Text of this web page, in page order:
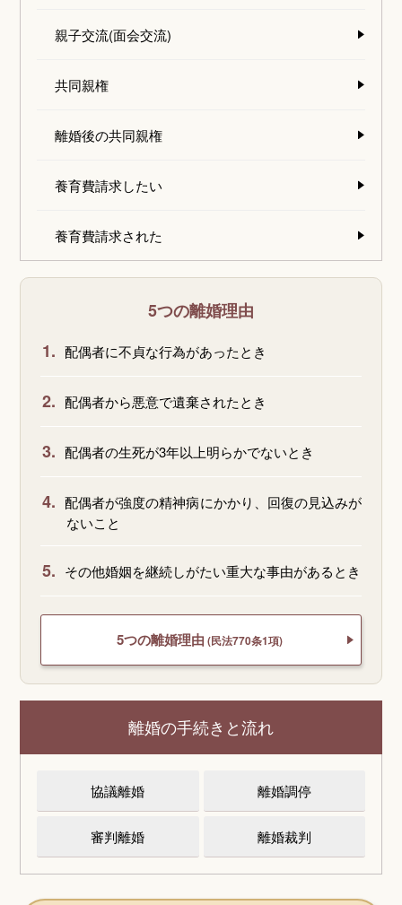
親子交流(面会交流)
共同親権
離婚後の共同親権
養育費請求したい
養育費請求された
5つの離婚理由
1. 配偶者に不貞な行為があったとき
2. 配偶者から悪意で遺棄されたとき
3. 配偶者の生死が3年以上明らかでないとき
4. 配偶者が強度の精神病にかかり、回復の見込みが
ないこと
5. その他婚姻を継続しがたい重大な事由があるとき
5つの離婚理由 (民法770条1項)
離婚の手続きと流れ
協議離婚 離婚調停
審判離婚 離婚裁判